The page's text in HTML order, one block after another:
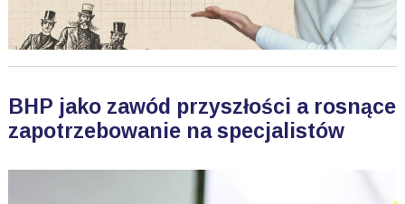
BHP jako zawód przyszłości a rosnące
zapotrzebowanie na specjalistów